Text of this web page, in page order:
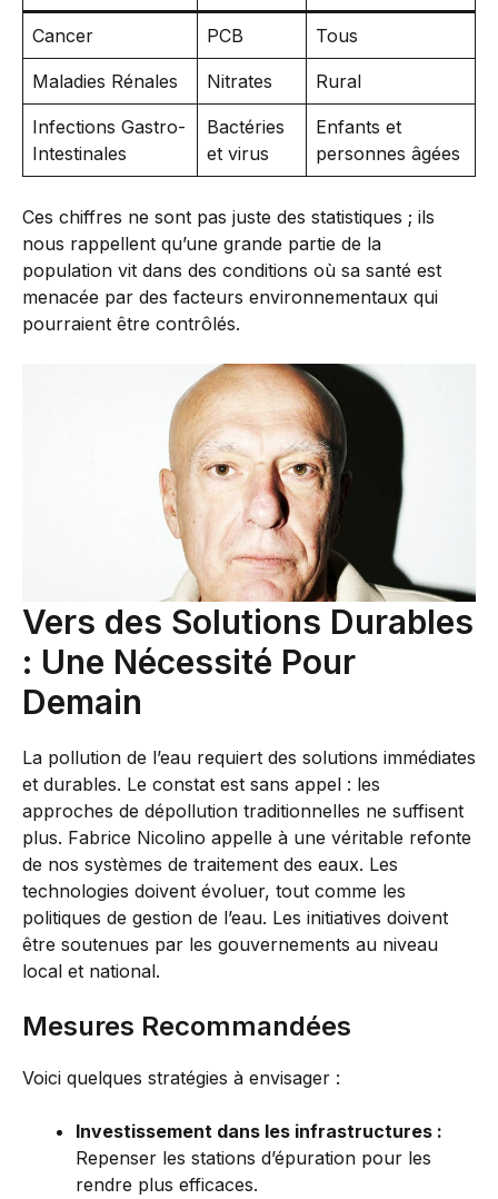
Cancer PCB Tous
Maladies Rénales Nitrates Rural
Infections Gastro-
Intestinales
Bactéries
et virus
Enfants et
personnes âgées
Ces chiffres ne sont pas juste des statistiques ; ils
nous rappellent qu’une grande partie de la
population vit dans des conditions où sa santé est
menacée par des facteurs environnementaux qui
pourraient être contrôlés.
Vers des Solutions Durables
: Une Nécessité Pour
Demain
La pollution de l’eau requiert des solutions immédiates
et durables. Le constat est sans appel : les
approches de dépollution traditionnelles ne suffisent
plus. Fabrice Nicolino appelle à une véritable refonte
de nos systèmes de traitement des eaux. Les
technologies doivent évoluer, tout comme les
politiques de gestion de l’eau. Les initiatives doivent
être soutenues par les gouvernements au niveau
local et national.
Mesures Recommandées
Voici quelques stratégies à envisager :
Investissement dans les infrastructures :
Repenser les stations d’épuration pour les
rendre plus efficaces.